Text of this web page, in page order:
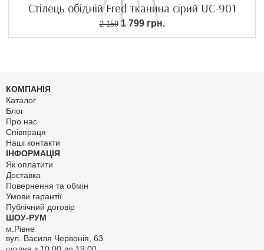
Стілець обідній Fred тканина сірий UC-901
2 1591 799 грн.
КОМПАНІЯ
Каталог
Блог
Про нас
Співпраця
Наші контакти
ІНФОРМАЦІЯ
Як оплатити
Доставка
Повернення та обмін
Умови гарантії
Публічний договір
ШОУ-РУМ
м.Рівне
вул. Василя Червонія, 63